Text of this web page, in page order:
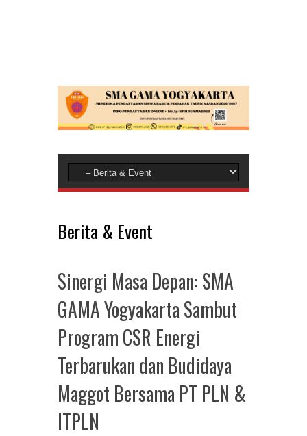
Berita & Event
Sinergi Masa Depan: SMA
GAMA Yogyakarta Sambut
Program CSR Energi
Terbarukan dan Budidaya
Maggot Bersama PT PLN &
ITPLN